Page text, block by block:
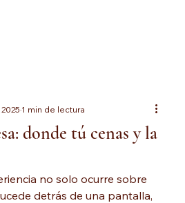
donde tú cenas y la
1 min de lectura
no solo ocurre sobre
detrás de una pantalla,